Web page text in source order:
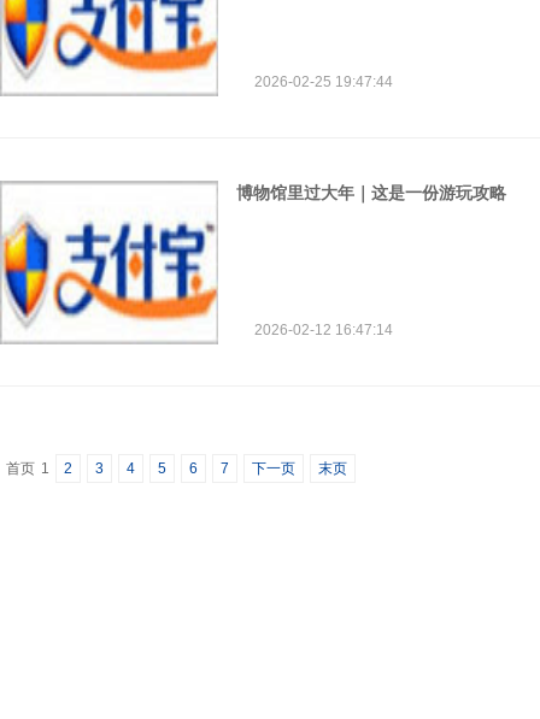
2026-02-25 19:47:44
博物馆里过大年｜这是一份游玩攻略
2026-02-12 16:47:14
首页 1 2 3 4 5 6 7 下一页 末页